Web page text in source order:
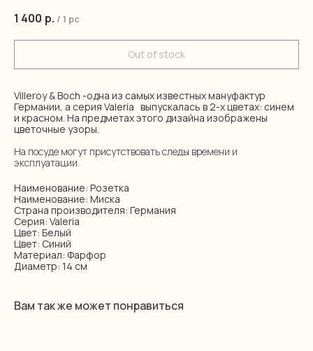
1 400 р. / 1 pc
Out of stock
Villeroy & Boch -одна из самых известных мануфактур
Германии, а серия Valeria выпускалась в 2-х цветах: синем
и красном. На предметах этого дизайна изображены
цветочные узоры.
На посуде могут присутствовать следы времени и
эксплуатации.
Наименование: Розетка
Наименование: Миска
Страна производителя: Германия
Серия: Valeria
Цвет: Белый
Цвет: Синий
Материал: Фарфор
Диаметр: 14 см
Вам так же может понравиться